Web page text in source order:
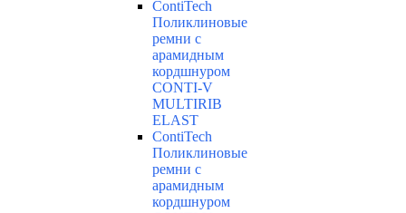
ContiTech
Поликлиновые
ремни с
арамидным
кордшнуром
CONTI-V
MULTIRIB
ELAST
ContiTech
Поликлиновые
ремни с
арамидным
кордшнуром